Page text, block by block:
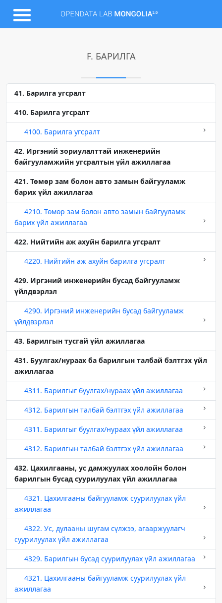
F. БАРИЛГА
41. Барилга угсралт
410. Барилга угсралт
4100. Барилга угсралт
42. Иргэний зориулалттай инженерийн
байгууламжийн угсралтын үйл ажиллагаа
421. Төмөр зам болон авто замын байгууламж
барих үйл ажиллагаа
4210. Төмөр зам болон авто замын байгууламж
барих үйл ажиллагаа
422. Нийтийн аж ахуйн барилга угсралт
4220. Нийтийн аж ахуйн барилга угсралт
429. Иргэний инженерийн бусад байгууламж
үйлдвэрлэл
4290. Иргэний инженерийн бусад байгууламж
үйлдвэрлэл
43. Барилгын тусгай үйл ажиллагаа
431. Буулгах/нураах ба барилгын талбай бэлтгэх үйл
ажиллагаа
4311. Барилгыг буулгах/нураах үйл ажиллагаа
4312. Барилгын талбай бэлтгэх үйл ажиллагаа
4311. Барилгыг буулгах/нураах үйл ажиллагаа
4312. Барилгын талбай бэлтгэх үйл ажиллагаа
432. Цахилгааны, ус дамжуулах хоолойн болон
барилгын бусад суурилуулах үйл ажиллагаа
4321. Цахилгааны байгууламж суурилуулах үйл
ажиллагаа
4322. Ус, дулааны шугам сүлжээ, агааржуулагч
суурилуулах үйл ажиллагаа
4329. Барилгын бусад суурилуулах үйл ажиллагаа
4321. Цахилгааны байгууламж суурилуулах үйл
ажиллагаа